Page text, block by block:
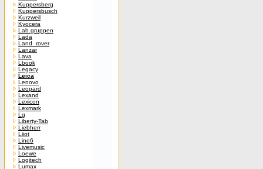
Kuppersberg
Kuppersbusch
Kurzweil
Kyocera
Lab.gruppen
Lada
Land_rover
Lanzar
Lava
Lbook
Legacy
Leica
Lenovo
Leopard
Lexand
Lexicon
Lexmark
Lg
Liberty-Tab
Liebherr
Liiot
Line6
Livemusic
Loewe
Logitech
Lumax